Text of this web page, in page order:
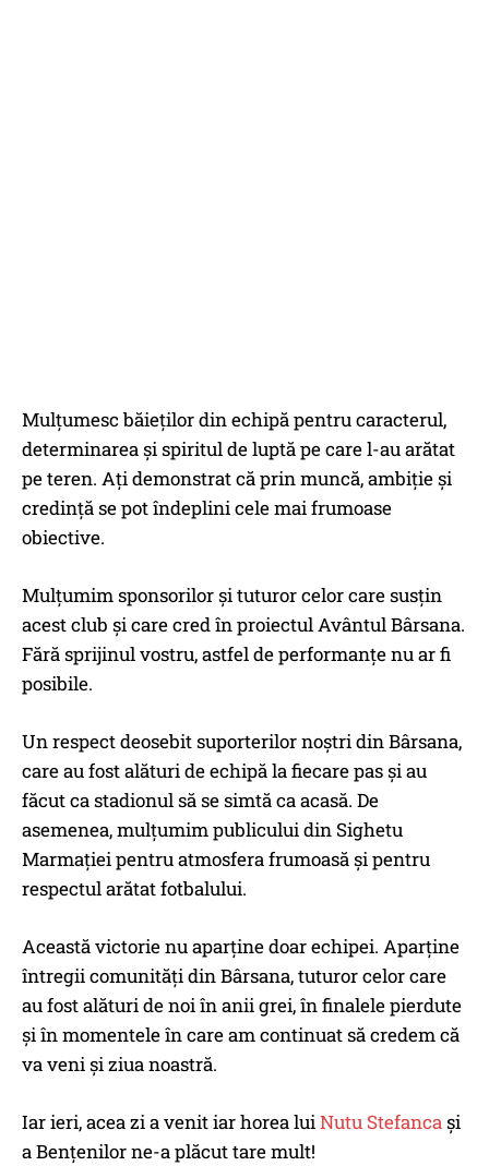
Mulțumesc băieților din echipă pentru caracterul,
determinarea și spiritul de luptă pe care l-au arătat
pe teren. Ați demonstrat că prin muncă, ambiție și
credință se pot îndeplini cele mai frumoase
obiective.
Mulțumim sponsorilor și tuturor celor care susțin
acest club și care cred în proiectul Avântul Bârsana.
Fără sprijinul vostru, astfel de performanțe nu ar fi
posibile.
Un respect deosebit suporterilor noștri din Bârsana,
care au fost alături de echipă la fiecare pas și au
făcut ca stadionul să se simtă ca acasă. De
asemenea, mulțumim publicului din Sighetu
Marmației pentru atmosfera frumoasă și pentru
respectul arătat fotbalului.
Această victorie nu aparține doar echipei. Aparține
întregii comunități din Bârsana, tuturor celor care
au fost alături de noi în anii grei, în finalele pierdute
și în momentele în care am continuat să credem că
va veni și ziua noastră.
Iar ieri, acea zi a venit iar horea luiNutu Stefancași
a Bențenilor ne-a plăcut tare mult!